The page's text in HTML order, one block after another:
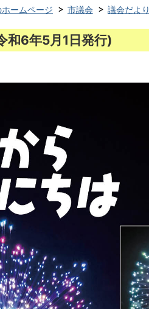
ームページ 市議会 議会だより
和6年5月1日発行)